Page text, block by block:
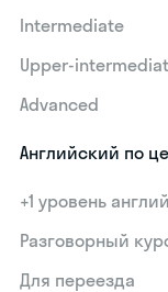
Intermediate
Upper-
Advanced
Английский по
+1 уровень
Разговорный
Для переезда